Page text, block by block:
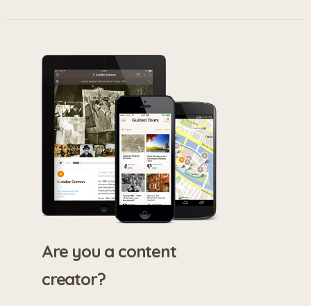
Are you a content
creator?